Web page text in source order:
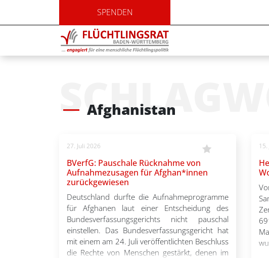
SPENDEN
Afghanistan
27. Juli 2026
BVerfG: Pauschale Rücknahme von
Aufnahmezusagen für Afghan*innen
zurückgewiesen
Deutschland durfte die Aufnahmeprogramme
für Afghanen laut einer Entscheidung des
Bundesverfassungsgerichts nicht pauschal
einstellen. Das Bundesverfassungsgericht hat
mit einem am 24. Juli veröffentlichten Beschluss
die Rechte von Menschen gestärkt, denen im
15.